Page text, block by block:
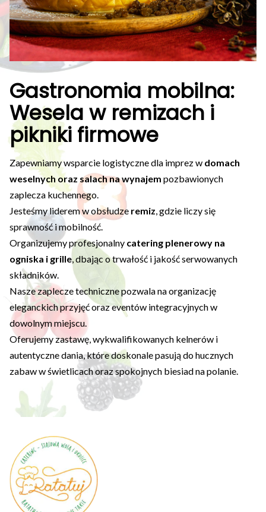
Gastronomia mobilna:
Wesela w remizach i
pikniki firmowe
Zapewniamy wsparcie logistyczne dla imprez w domach
weselnych oraz salach na wynajem pozbawionych
zaplecza kuchennego.
Jesteśmy liderem w obsłudze remiz, gdzie liczy się
sprawność i mobilność.
Organizujemy profesjonalny catering plenerowy na
ogniska i grille, dbając o trwałość i jakość serwowanych
składników.
Nasze zaplecze techniczne pozwala na organizację
eleganckich przyjęć oraz eventów integracyjnych w
dowolnym miejscu.
Oferujemy zastawę, wykwalifikowanych kelnerów i
autentyczne dania, które doskonale pasują do hucznych
zabaw w świetlicach oraz spokojnych biesiad na polanie.